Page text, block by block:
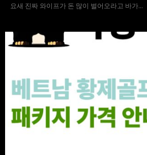
요새 진짜 와이프가 돈 많이 벌어오라고 바가...